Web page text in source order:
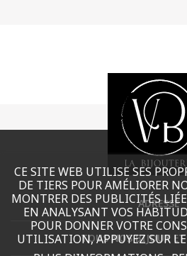
ADRESSE
TOUS NOS BIJOUX
CE SITE WEB UTILISE SES
DE TIERS POUR AMÉLIORER
MONTRER DES PUBLICITÉS
EN ANALYSANT VOS
POUR DONNER VOTRE
UTILISATION, APPUYEZ SUR